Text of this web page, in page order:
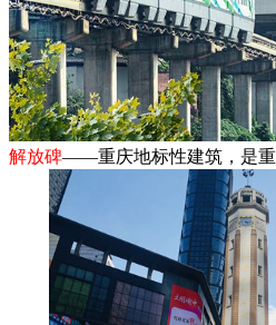
解放碑——重庆地标性建筑，是重